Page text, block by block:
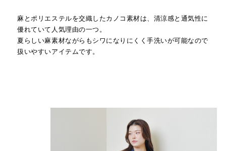
麻とポリエステルを交織したカノコ素材は、清涼感と通気性に
優れていて人気理由の一つ。
夏らしい麻素材ながらもシワになりにくく手洗いが可能なので
扱いやすいアイテムです。